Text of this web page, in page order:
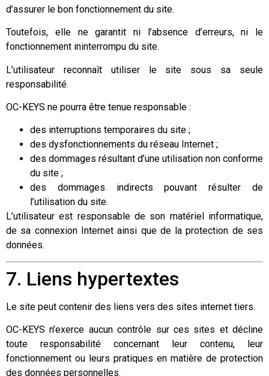
d’assurer le bon fonctionnement du site.
Toutefois, elle ne garantit ni l’absence d’erreurs, ni le
fonctionnement ininterrompu du site.
L’utilisateur reconnaît utiliser le site sous sa seule
responsabilité.
OC-KEYS ne pourra être tenue responsable :
des interruptions temporaires du site ;
des dysfonctionnements du réseau Internet ;
des dommages résultant d’une utilisation non conforme
du site ;
des dommages indirects pouvant résulter de
l’utilisation du site.
L’utilisateur est responsable de son matériel informatique,
de sa connexion Internet ainsi que de la protection de ses
données.
7. Liens hypertextes
Le site peut contenir des liens vers des sites internet tiers.
OC-KEYS n’exerce aucun contrôle sur ces sites et décline
toute responsabilité concernant leur contenu, leur
fonctionnement ou leurs pratiques en matière de protection
des données personnelles.